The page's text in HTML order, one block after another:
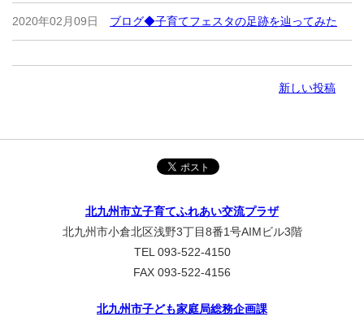
2020年02月09日 ブログ◆子育てフェスタの足跡を辿ってみた
新しい投稿
北九州市立子育てふれあい交流プラザ
北九州市小倉北区浅野3丁目8番1号AIMビル3階
TEL 093-522-4150
FAX 093-522-4156
北九州市子ども家庭局総務企画課